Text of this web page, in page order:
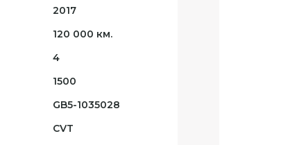
2017
120 000 км.
4
1500
GB5-1035028
CVT